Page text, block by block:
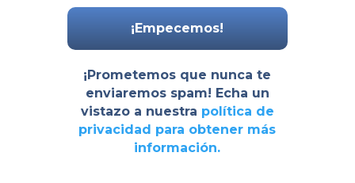
¡Prometemos que nunca te
enviaremos spam! Echa un
vistazo a nuestra política de
privacidad para obtener más
información.